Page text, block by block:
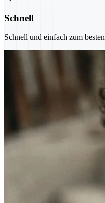
Schnell
Schnell und einfach zum